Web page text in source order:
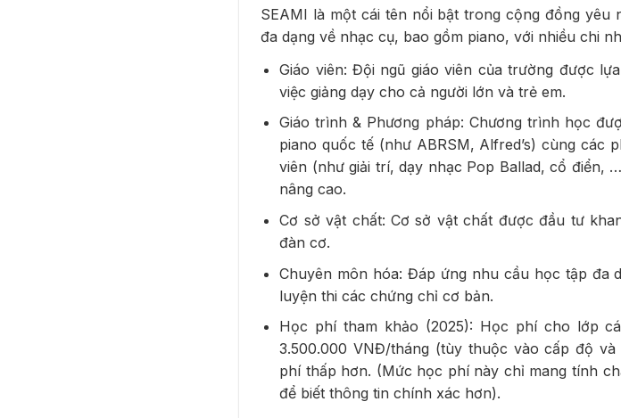
SEAMI là một cái tên nổi bật trong cộng đồng yêu
đa dạng về nhạc cụ, bao gồm piano, với nhiều chi
Giáo viên: Đội ngũ giáo viên của trường được
việc giảng dạy cho cả người lớn và trẻ em.
Giáo trình & Phương pháp: Chương trình học
piano quốc tế (như ABRSM, Alfred’s) cùng các
viên (như giải trí, dạy nhạc Pop Ballad, cổ điển,
nâng cao.
Cơ sở vật chất: Cơ sở vật chất được đầu tư
đàn cơ.
Chuyên môn hóa: Đáp ứng nhu cầu học tập đa
luyện thi các chứng chỉ cơ bản.
Học phí tham khảo (2025): Học phí cho lớp
3.500.000 VNĐ/tháng (tùy thuộc vào cấp độ
phí thấp hơn. (Mức học phí này chỉ mang tính
để biết thông tin chính xác hơn).